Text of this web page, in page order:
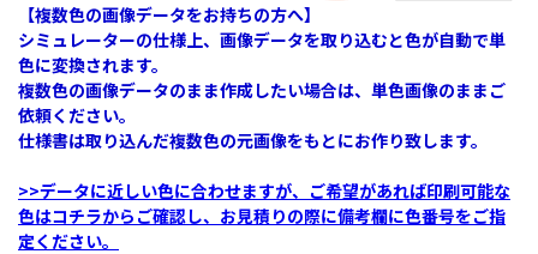
【複数色の画像データをお持ちの方へ】
シミュレーターの仕様上、画像データを取り込むと色が自動で単
色に変換されます。
複数色の画像データのまま作成したい場合は、単色画像のままご
依頼ください。
仕様書は取り込んだ複数色の元画像をもとにお作り致します。
>>データに近しい色に合わせますが、ご希望があれば印刷可能な
色はコチラからご確認し、お見積りの際に備考欄に色番号をご指
定ください。